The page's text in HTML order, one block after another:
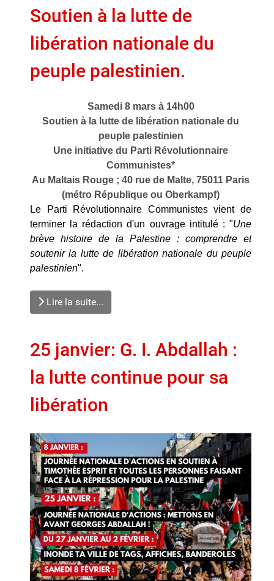
Soutien à la lutte de
libération nationale du
peuple palestinien.
Samedi 8 mars à 14h00
Soutien à la lutte de libération nationale du
peuple palestinien
Une initiative du Parti Révolutionnaire
Communistes*
Au Maltais Rouge ; 40 rue de Malte, 75011 Paris
(métro République ou Oberkampf)
Le Parti Révolutionnaire Communistes vient de
terminer la rédaction d'un ouvrage intitulé : "Une
brève histoire de la Palestine : comprendre et
soutenir la lutte de libération nationale du peuple
palestinien".
Lire la suite...
25 janvier: G. I. Abdallah :
la lutte continue pour sa
libération